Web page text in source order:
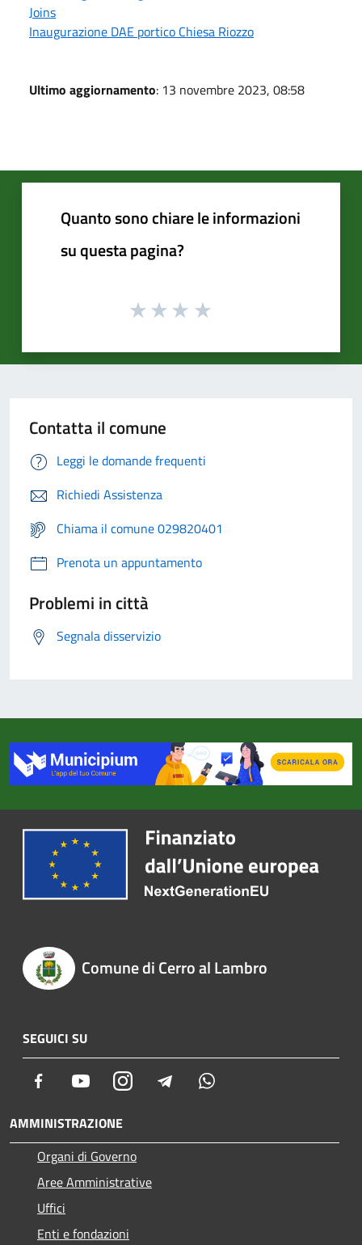
Joins
Inaugurazione DAE portico Chiesa Riozzo
Ultimo aggiornamento: 13 novembre 2023, 08:58
Quanto sono chiare le informazioni
su questa pagina?
Contatta il comune
Leggi le domande frequenti
Richiedi Assistenza
Chiama il comune 029820401
Prenota un appuntamento
Problemi in città
Segnala disservizio
Comune di Cerro al Lambro
SEGUICI SU
Facebook YoutubeInstagram Telegram
AMMINISTRAZIONE
Organi di Governo
Aree Amministrative
Uffici
Enti e fondazioni